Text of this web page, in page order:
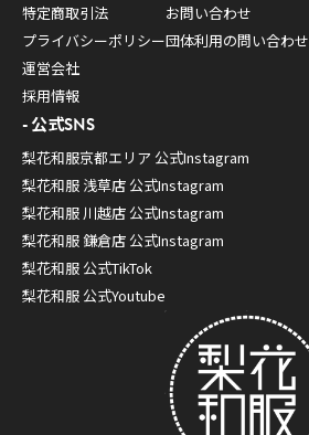
特定商取引法
プライバシーポリシー
運営会社
採用情報
お問い合わせ
団体利用の問い合わせ
公式SNS
梨花和服京都エリア 公式Instagram
梨花和服 浅草店 公式Instagram
梨花和服 川越店 公式Instagram
梨花和服 鎌倉店 公式Instagram
梨花和服 公式TikTok
梨花和服 公式Youtube